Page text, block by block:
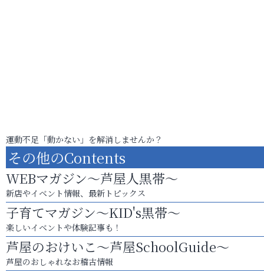
運動不足「動かない」を解消しませんか？
その他のContents
WEBマガジン～芦屋人黒帯～
新店やイベント情報、最新トピックス
子育てマガジン～KID's黒帯～
楽しいイベントや体験記事も！
芦屋のおけいこ～芦屋SchoolGuide～
芦屋のおしゃれなお稽古情報